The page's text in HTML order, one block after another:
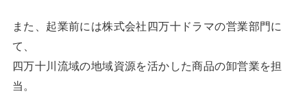
また、起業前には株式会社四万十ドラマの営業部門に
て、
四万十川流域の地域資源を活かした商品の卸営業を担
当。